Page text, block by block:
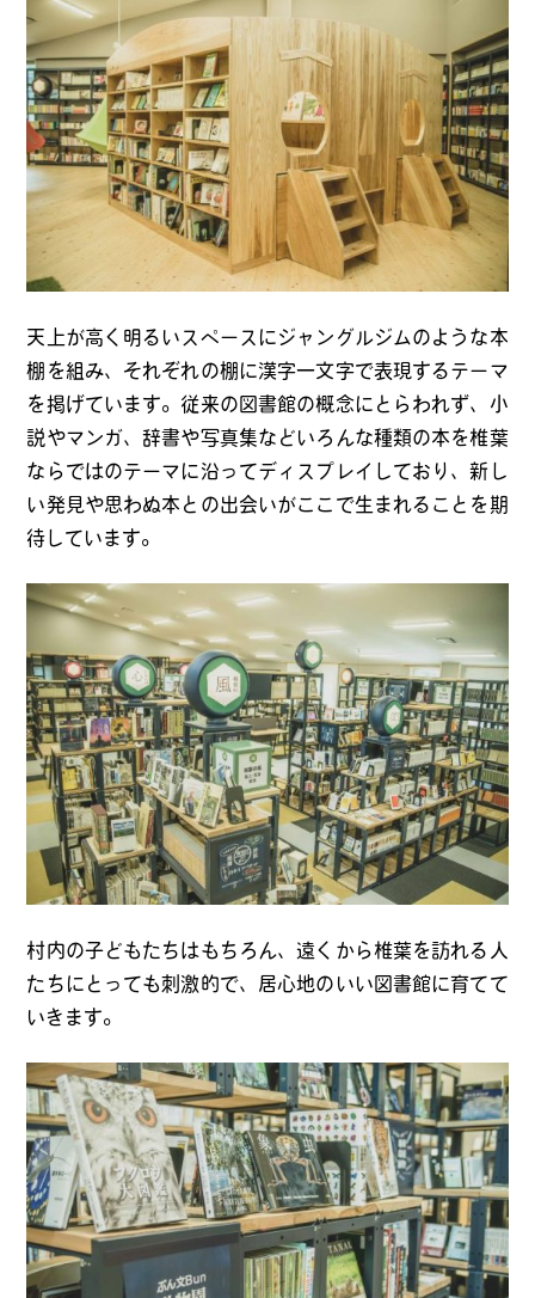
天上が高く明るいスペースにジャングルジムのような本
棚を組み、それぞれの棚に漢字一文字で表現するテーマ
を掲げています。従来の図書館の概念にとらわれず、小
説やマンガ、辞書や写真集などいろんな種類の本を椎葉
ならではのテーマに沿ってディスプレイしており、新し
い発見や思わぬ本との出会いがここで生まれることを期
待しています。
村内の子どもたちはもちろん、遠くから椎葉を訪れる人
たちにとっても刺激的で、居心地のいい図書館に育てて
いきます。